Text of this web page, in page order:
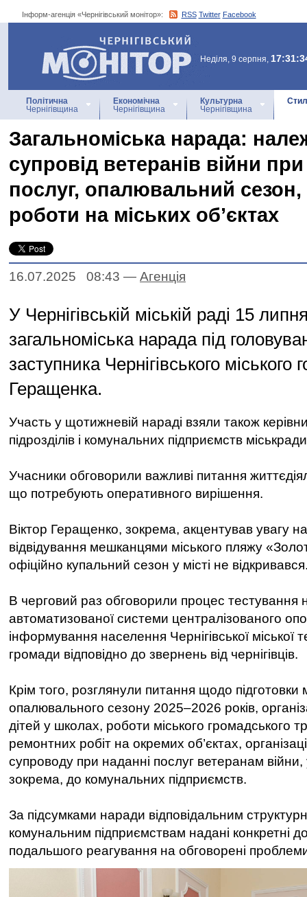
Інформ-агенція «Чернігівський монітор»: RSS Twitter Facebook
Інформ-агенція
«Чернігівський монітор»
Неділя, 9 серпня,
Політична
Чернігівщина
Економічна
Чернігівщина
Культурна
Чернігівщина
Загальноміська нарада:
супровід ветеранів війни
послуг, опалювальний сезон,
роботи на міських об’єктах
16.07.2025 08:43 — Агенцiя
У Чернігівській міській раді 15
загальноміська нарада під
заступника Чернігівського міського
Геращенка.
Участь у щотижневій нараді взяли також
підрозділів і комунальних підприємств
Учасники обговорили важливі питання
що потребують оперативного вирішення.
Віктор Геращенко, зокрема, акцентував увагу
відвідування мешканцями міського пляжу
офіційно купальний сезон у місті не
В черговий раз обговорили процес тестування
автоматизованої системи централізованого
інформування населення Чернігівської міської
громади відповідно до звернень від чернігівців.
Крім того, розглянули питання щодо підготовки
опалювального сезону 2025–2026 років,
дітей у школах, роботи міського громадського
ремонтних робіт на окремих об’єктах,
супроводу при наданні послуг ветеранам війни,
зокрема, до комунальних підприємств.
За підсумками наради відповідальним
комунальним підприємствам надані конкретні
подальшого реагування на обговорені